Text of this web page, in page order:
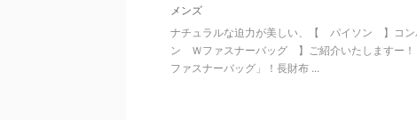
メンズ
ナチュラルな迫力が美しい、【 パイソン 】コ
ン Ｗファスナーバッグ 】ご紹介いたしますー！
ファスナーバッグ」！長財布 ...